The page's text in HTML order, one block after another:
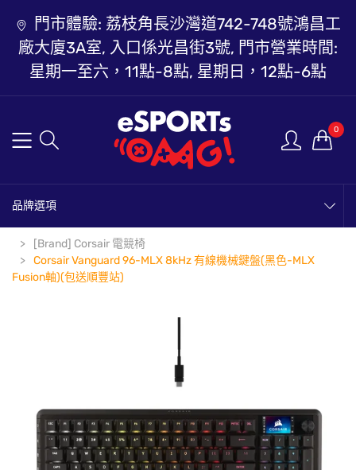
門市體驗: 荔枝角長沙灣道742-748號鴻昌工
廠大廈3A室, 入口係光昌街3號, 門市營業時間:
星期一至六，11點-8點, 星期日，12點-6點
0
品牌選項
[Brand] Corsair 電競椅
Corsair Vanguard 96-MLX 8kHz 有線機械鍵盤(黑色-MLX
Fusion軸)(包送順豐站)